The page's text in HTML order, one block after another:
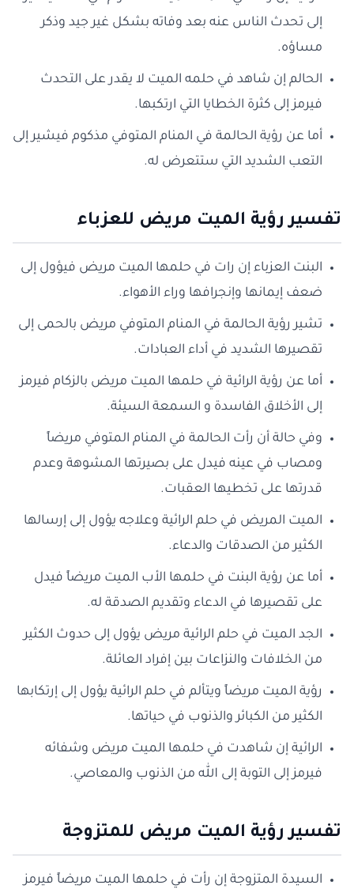
إلى تحدث الناس عنه بعد وفاته بشكل غير جيد وذكر
مساؤه.
الحالم إن شاهد في حلمه الميت لا يقدر على التحدث
فيرمز إلى كثرة الخطايا التي ارتكبها.
أما عن رؤية الحالمة في المنام المتوفي مذكوم فيشير إلى
التعب الشديد التي ستتعرض له.
تفسير رؤية الميت مريض للعزباء
البنت العزباء إن رات في حلمها الميت مريض فيؤول إلى
ضعف إيمانها وإنجرافها وراء الأهواء.
تشير رؤية الحالمة في المنام المتوفي مريض بالحمى إلى
تقصيرها الشديد في أداء العبادات.
أما عن رؤية الرائية في حلمها الميت مريض بالزكام فيرمز
إلى الأخلاق الفاسدة و السمعة السيئة.
وفي حالة أن رأت الحالمة في المنام المتوفي مريضاً
ومصاب في عينه فيدل على بصيرتها المشوهة وعدم
قدرتها على تخطيها العقبات.
الميت المريض في حلم الرائية وعلاجه يؤول إلى إرسالها
الكثير من الصدقات والدعاء.
أما عن رؤية البنت في حلمها الأب الميت مريضاً فيدل
على تقصيرها في الدعاء وتقديم الصدقة له.
الجد الميت في حلم الرائية مريض يؤول إلى حدوث الكثير
من الخلافات والنزاعات بين إفراد العائلة.
رؤية الميت مريضاً ويتألم في حلم الرائية يؤول إلى إرتكابها
الكثير من الكبائر والذنوب في حياتها.
الرائية إن شاهدت في حلمها الميت مريض وشفائه
فيرمز إلى التوبة إلى الله من الذنوب والمعاصي.
تفسير رؤية الميت مريض للمتزوجة
السيدة المتزوجة إن رأت في حلمها الميت مريضاً فيرمز